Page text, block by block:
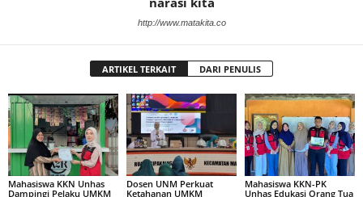
http://www.matakita.co
ARTIKEL TERKAIT DARI PENULIS
Mahasiswa KKN Unhas
Dampingi Pelaku UMKM
Dosen UNM Perkuat
Ketahanan UMKM
Mahasiswa KKN-PK
Unhas Edukasi Orang Tua